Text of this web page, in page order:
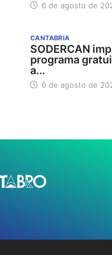
6 de agosto de
CANTABRIA
SODERCAN
programa
a...
6 de agosto de